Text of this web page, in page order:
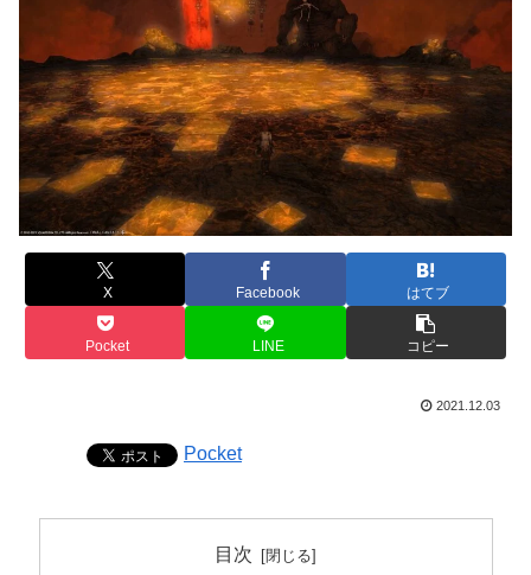
X Facebook はてブ
Pocket LINE コピー
2021.12.03
Pocket
目次